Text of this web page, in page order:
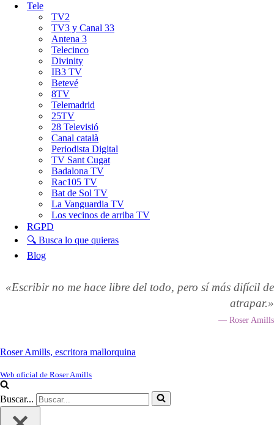
Tele
TV2
TV3 y Canal 33
Antena 3
Telecinco
Divinity
IB3 TV
Betevé
8TV
Telemadrid
25TV
28 Televisió
Canal català
Periodista Digital
TV Sant Cugat
Badalona TV
Rac105 TV
Bat de Sol TV
La Vanguardia TV
Los vecinos de arriba TV
RGPD
🔍 Busca lo que quieras
Blog
«Escribir no me hace libre del todo, pero sí más difícil de
atrapar.»
— Roser Amills
Roser Amills, escritora mallorquina
Web oficial de Roser Amills
Buscar...